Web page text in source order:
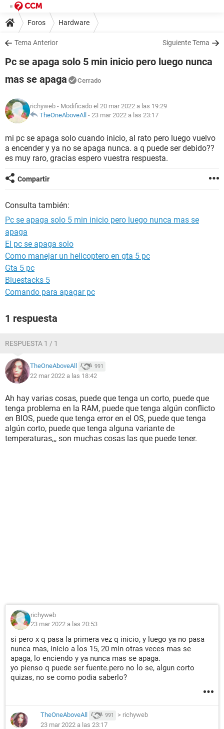
Foros Hardware
Tema Anterior Siguiente Tema
Pc se apaga solo 5 min inicio pero luego nunca
mas se apaga
Cerrado
richyweb - Modificado el 20 mar 2022 a las 19:29
TheOneAboveAll - 23 mar 2022 a las 23:17
mi pc se apaga solo cuando inicio, al rato pero luego vuelvo
a encender y ya no se apaga nunca. a q puede ser debido??
es muy raro, gracias espero vuestra respuesta.
Compartir
Consulta también:
Pc se apaga solo 5 min inicio pero luego nunca mas se
apaga
El pc se apaga solo
Como manejar un helicoptero en gta 5 pc
Gta 5 pc
Bluestacks 5
Comando para apagar pc
1 respuesta
RESPUESTA 1 / 1
TheOneAboveAll 991
22 mar 2022 a las 18:42
Ah hay varias cosas, puede que tenga un corto, puede que
tenga problema en la RAM, puede que tenga algún conflicto
en BIOS, puede que tenga error en el OS, puede que tenga
algún corto, puede que tenga alguna variante de
temperaturas,,, son muchas cosas las que puede tener.
richyweb
23 mar 2022 a las 20:53
si pero x q pasa la primera vez q inicio, y luego ya no pasa
nunca mas, inicio a los 15, 20 min otras veces mas se
apaga, lo enciendo y ya nunca mas se apaga.
yo pienso q puede ser fuente.pero no lo se, algun corto
quizas, no se como podia saberlo?
TheOneAboveAll 991 > richyweb
23 mar 2022 a las 23:17